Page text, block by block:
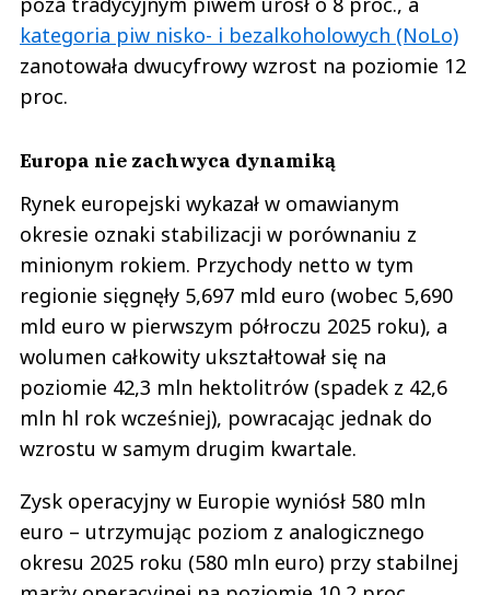
kategoria piw nisko- i bezalkoholowych (NoLo)
zanotowała dwucyfrowy wzrost na poziomie 12
proc.
Europa nie zachwyca dynamiką
Rynek europejski wykazał w omawianym
okresie oznaki stabilizacji w porównaniu z
minionym rokiem. Przychody netto w tym
regionie sięgnęły 5,697 mld euro (wobec 5,690
mld euro w pierwszym półroczu 2025 roku), a
wolumen całkowity ukształtował się na
poziomie 42,3 mln hektolitrów (spadek z 42,6
mln hl rok wcześniej), powracając jednak do
wzrostu w samym drugim kwartale.
Zysk operacyjny w Europie wyniósł 580 mln
euro – utrzymując poziom z analogicznego
okresu 2025 roku (580 mln euro) przy stabilnej